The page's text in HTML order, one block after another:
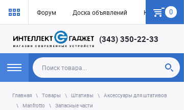
Форум Доска объявлений Как купить
0
(343) 350-22-33
Главная Товары Штативы
Аксессуары для штативов
Manfrotto
Запасные части